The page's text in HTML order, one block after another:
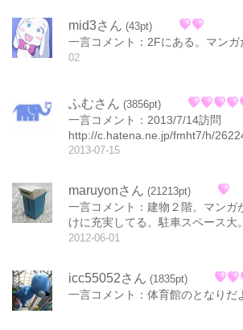
mid3さん (43pt)
一言コメント：2Fにある。マンガ
02
ふむさん (3856pt)
一言コメント：2013/7/14訪問
http://c.hatena.ne.jp/fmht7/h/
2013-07-15
maruyonさん (21213pt)
一言コメント：建物２階。マンガ
けに充実してる。駐車スペース大。
2012-06-01
icc55052さん (1835pt)
一言コメント：体育館のとなりだ